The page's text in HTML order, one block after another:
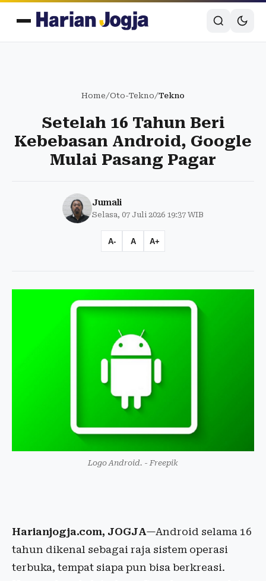
Home/Oto-Tekno/Tekno
Setelah 16 Tahun Beri
Kebebasan Android, Google
Mulai Pasang Pagar
Jumali
Selasa, 07 Juli 2026 19:37 WIB
A- A A+
Logo Android. - Freepik
Harianjogja.com, JOGJA—Android selama 16
tahun dikenal sebagai raja sistem operasi
terbuka, tempat siapa pun bisa berkreasi.